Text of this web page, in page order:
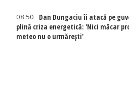
08:50
Dan Dungaciu îi atacă pe
plină criza energetică: 'Nici măcar
meteo nu o urmărești'